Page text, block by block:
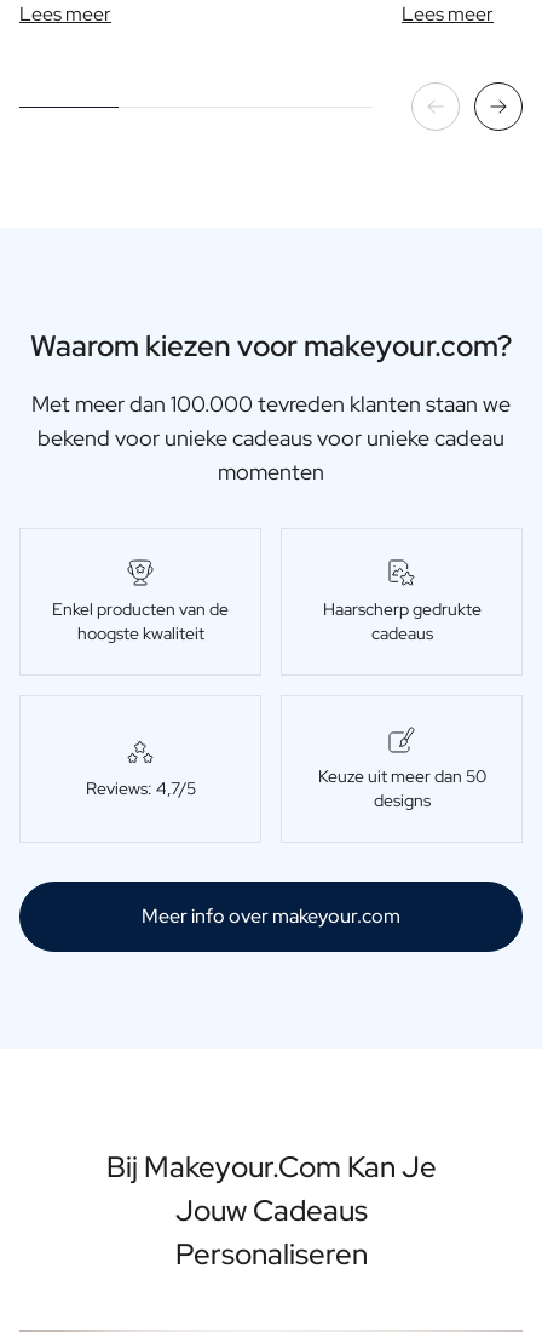
Lees meer Lees meer
Waarom kiezen voor makeyour.com?
Met meer dan 100.000 tevreden klanten staan we
bekend voor unieke cadeaus voor unieke cadeau
momenten
Enkel producten van de
hoogste kwaliteit
Haarscherp gedrukte
cadeaus
Reviews: 4,7/5
Keuze uit meer dan 50
designs
Meer info over makeyour.com
Bij Makeyour.com Kan Je
Jouw Cadeaus
Personaliseren